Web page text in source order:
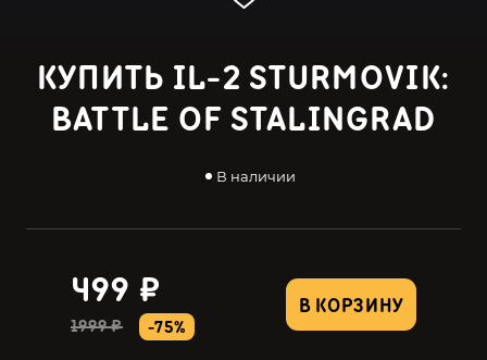
КУПИТЬ IL-2 STURMOVIK:
BATTLE OF STALINGRAD
В наличии
В КОРЗИНУ
499 ₽
1999 ₽ -75%